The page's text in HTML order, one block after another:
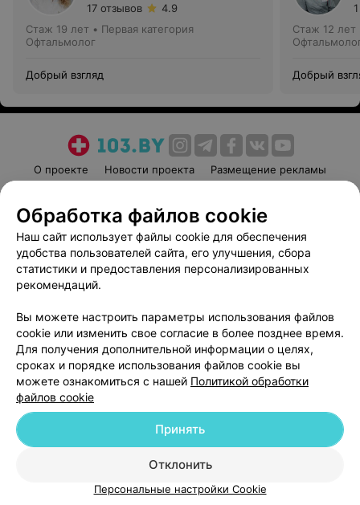
17 отзывов
4.9
Стаж 19 лет • Первая категория
Офтальмолог
Добрый взгляд
Стаж 12 лет
Добрый
О проекте Новости проекта
Размещение рекламы
Пользовательское соглашение
Способы оплаты
Вакансии
Партнеры
Написать руководителю 103.by
Обработка персональных данных
© 2026 ООО «Артокс Лаб», УНП 191700409
| 220012, Республика Беларусь,
Служба поддержки +375 291212755
Обработка файлов cookie
Наш сайт использует файлы cookie для обеспечения
удобства пользователей сайта, его улучшения, сбора
статистики и предоставления персонализированных
рекомендаций.
Вы можете настроить параметры использования файлов
cookie или изменить свое согласие в более позднее время.
Для получения дополнительной информации о целях,
сроках и порядке использования файлов cookie вы
можете ознакомиться с нашей Политикой обработки
файлов cookie
Отклонить
Принять
Персональные настройки Cookie